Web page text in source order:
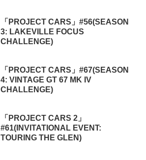
「PROJECT CARS」#56(SEASON
3: LAKEVILLE FOCUS
CHALLENGE)
「PROJECT CARS」#67(SEASON
4: VINTAGE GT 67 MK IV
CHALLENGE)
「PROJECT CARS 2」
#61(INVITATIONAL EVENT:
TOURING THE GLEN)